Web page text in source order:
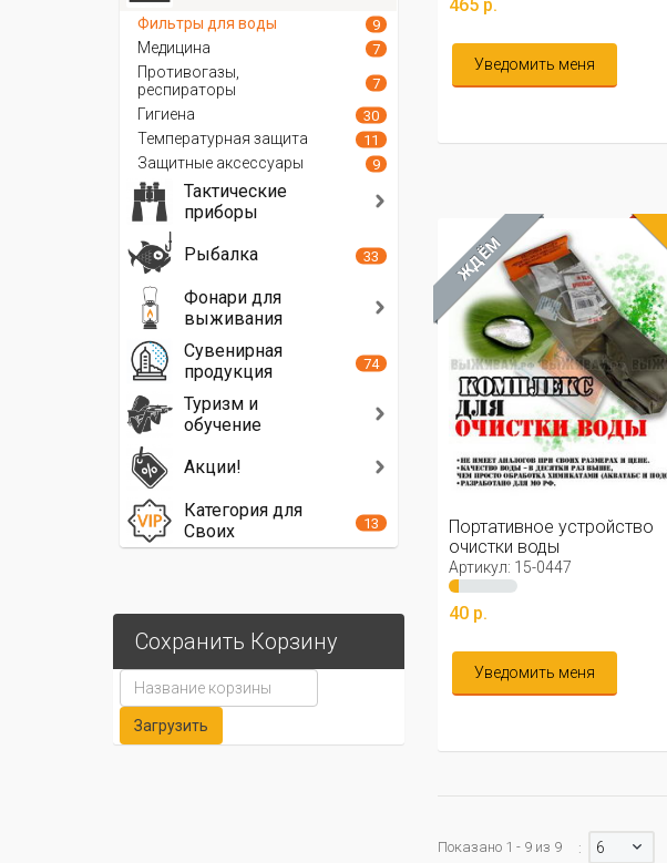
465 р.
Уведомить меня
ЖДЁМ
Портативное устройство
очистки воды
Артикул: 15-0447
40 р.
Уведомить меня
Показано 1 - 9 из 9 : 6
Фильтры для воды 9
Медицина 7
Противогазы,
респираторы
7
Гигиена 30
Температурная защита 11
Защитные аксессуары 9
Тактические
приборы
Рыбалка
33
Фонари для
выживания
Сувенирная
продукция
74
Туризм и
обучение
Акции!
Категория для
Своих
13
Сохранить Корзину